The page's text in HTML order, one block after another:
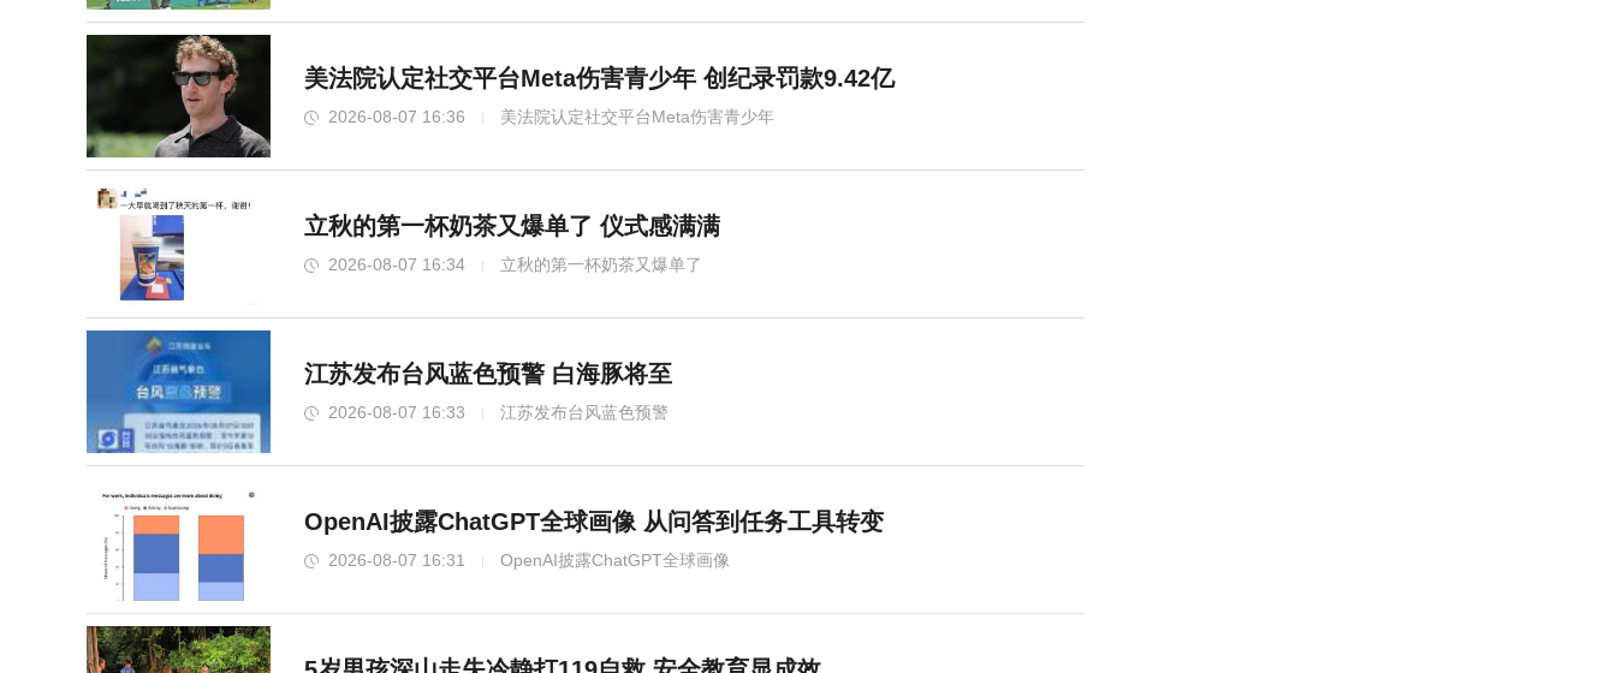
美法院认定社交平台Meta伤害青少年 创纪录罚款9.42亿
2026-08-07 16:36 美法院认定社交平台Meta伤害青少年
立秋的第一杯奶茶又爆单了 仪式感满满
2026-08-07 16:34 立秋的第一杯奶茶又爆单了
江苏发布台风蓝色预警 白海豚将至
2026-08-07 16:33 江苏发布台风蓝色预警
OpenAI披露ChatGPT全球画像 从问答到任务工具转变
2026-08-07 16:31 OpenAI披露ChatGPT全球画像